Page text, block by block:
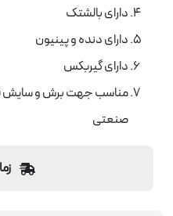
دارای بالشتک
دارای دنده و پینیون
دارای گیربکس
مناسب جهت برش و سایش
صنعتی
زمان